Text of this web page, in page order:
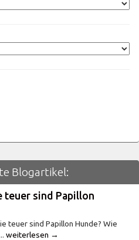
Blogartikel:
teuer sind Papillon
teuer sind Papillon Hunde? Wie
weiterlesen →